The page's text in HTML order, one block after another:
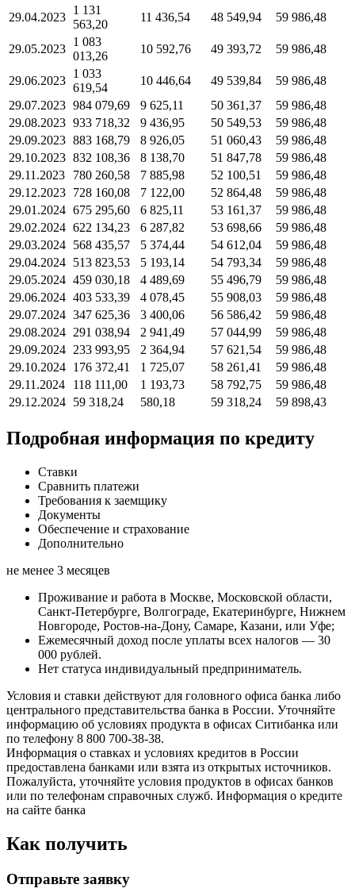
29.04.2023
1 131
563,20
11 436,54 48 549,94 59 986,48
29.05.2023
1 083
013,26
10 592,76 49 393,72 59 986,48
29.06.2023
1 033
619,54
10 446,64 49 539,84
59 986,48
29.07.2023 984 079,69 9 625,11 50 361,37
59 986,48
29.08.2023 933 718,32 9 436,95 50 549,53
59 986,48
29.09.2023 883 168,79 8 926,05 51 060,43
59 986,48
29.10.2023 832 108,36 8 138,70 51 847,78
59 986,48
29.11.2023
780 260,58 7 885,98 52 100,51
59 986,48
29.12.2023 728 160,08 7 122,00 52 864,48
59 986,48
29.01.2024 675 295,60 6 825,11 53 161,37
59 986,48
29.02.2024 622 134,23 6 287,82 53 698,66
59 986,48
29.03.2024 568 435,57 5 374,44 54 612,04
59 986,48
29.04.2024 513 823,53 5 193,14 54 793,34
59 986,48
29.05.2024 459 030,18 4 489,69 55 496,79
59 986,48
29.06.2024 403 533,39 4 078,45 55 908,03
59 986,48
29.07.2024 347 625,36 3 400,06 56 586,42
59 986,48
29.08.2024 291 038,94 2 941,49 57 044,99
59 986,48
29.09.2024 233 993,95 2 364,94 57 621,54
59 986,48
29.10.2024 176 372,41 1 725,07 58 261,41
59 986,48
29.11.2024
118 111,00 1 193,73 58 792,75
59 986,48
29.12.2024 59 318,24 580,18 59 318,24 59 898,43
Подробная информация по кредиту
Ставки
Сравнить платежи
Требования к заемщику
Документы
Обеспечение и страхование
Дополнительно
не менее 3 месяцев
Проживание и работа в Москве, Московской области,
Санкт-Петербурге, Волгограде, Екатеринбурге, Нижнем
Новгороде, Ростов-на-Дону, Самаре, Казани, или Уфе;
Ежемесячный доход после уплаты всех налогов — 30
000 рублей.
Нет статуса индивидуальный предприниматель.
Условия и ставки действуют для головного офиса банка либо
центрального представительства банка в России. Уточняйте
информацию об условиях продукта в офисах Ситибанка или
по телефону 8 800 700-38-38.
Информация о ставках и условиях кредитов в России
предоставлена банками или взята из открытых источников.
Пожалуйста, уточняйте условия продуктов в офисах банков
или по телефонам справочных служб. Информация о кредите
на сайте банка
Как получить
Отправьте заявку